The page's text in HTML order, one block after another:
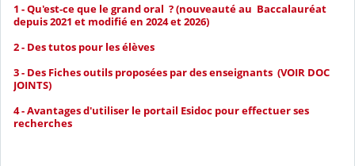
1 - Qu'est-ce que le grand oral ? (nouveauté au Baccalauréat
depuis 2021 et modifié en 2024 et 2026)
2 - Des tutos pour les élèves
3 - Des Fiches outils proposées par des enseignants (VOIR DOC
JOINTS)
4 - Avantages d'utiliser le portail Esidoc pour effectuer ses
recherches